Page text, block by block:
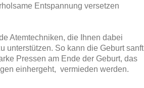
Entspannung versetzen
Atemtechniken, die Ihnen dabei
unterstützen. So kann die Geburt sanft
Pressen am Ende der Geburt, das
einhergeht, vermieden werden.